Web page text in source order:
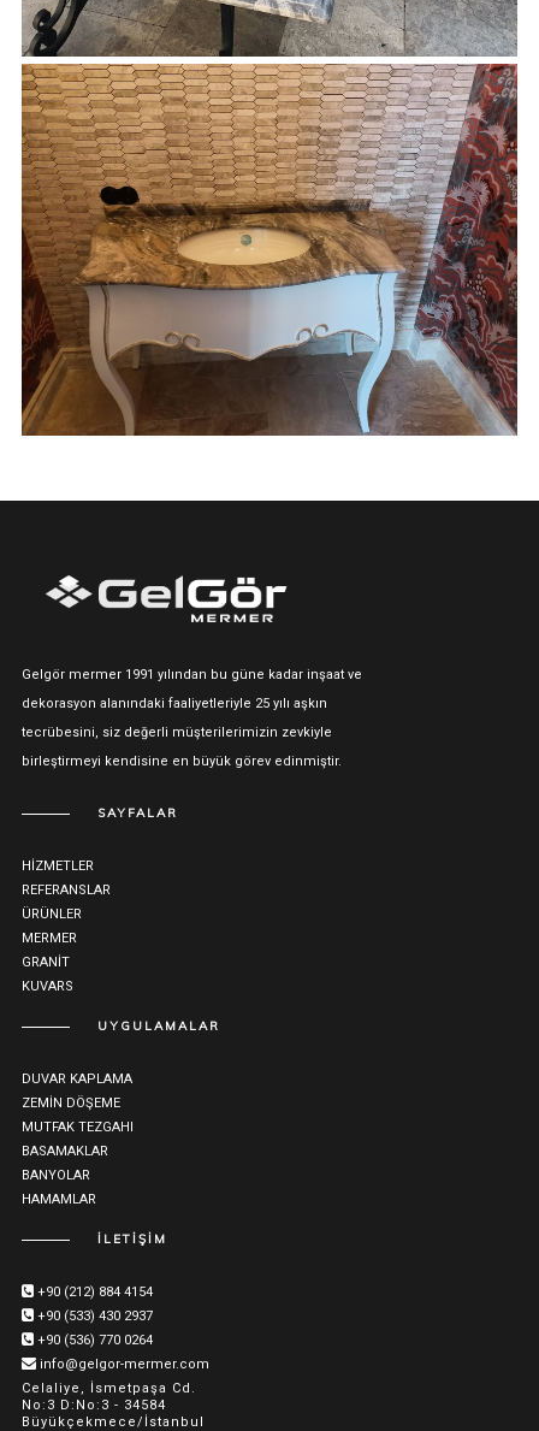
Gelgör mermer 1991 yılından bu güne kadar inşaat ve
dekorasyon alanındaki faaliyetleriyle 25 yılı aşkın
tecrübesini, siz değerli müşterilerimizin zevkiyle
birleştirmeyi kendisine en büyük görev edinmiştir.
SAYFALAR
HİZMETLER
REFERANSLAR
ÜRÜNLER
MERMER
GRANİT
KUVARS
UYGULAMALAR
DUVAR KAPLAMA
ZEMİN DÖŞEME
MUTFAK TEZGAHI
BASAMAKLAR
BANYOLAR
HAMAMLAR
İLETİŞİM
+90 (212) 884 4154
+90 (533) 430 2937
+90 (536) 770 0264
info@gelgor-mermer.com
Celaliye, İsmetpaşa Cd.
No:3 D:No:3 - 34584
Büyükçekmece/İstanbul